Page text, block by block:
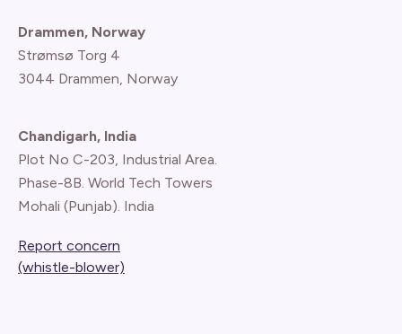
Drammen, Norway
Strømsø Torg 4
3044 Drammen, Norway
Chandigarh, India
Plot No C-203, Industrial Area.
Phase-8B. World Tech Towers
Mohali (Punjab). India
Report concern
(whistle-blower)